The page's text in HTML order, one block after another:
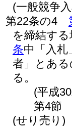
(一般競争
第22条の4
を締結す
条中「入
者」とあ
る。
(平成
第4節
(せり売り)